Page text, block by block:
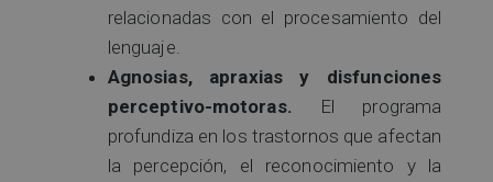
relacionadas con el procesamiento del
lenguaje.
Agnosias, apraxias y disfunciones
perceptivo-motoras. El programa
profundiza en los trastornos que afectan
la percepción, el reconocimiento y la